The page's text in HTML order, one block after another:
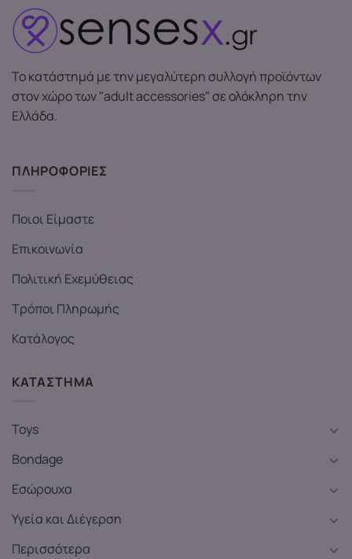
Το κατάστημά με την μεγαλύτερη συλλογή προϊόντων
στον χώρο των "adult accessories" σε ολόκληρη την
Ελλάδα.
ΠΛΗΡΟΦΟΡΙΕΣ
Ποιοι Είμαστε
Επικοινωνία
Πολιτική Εχεμύθειας
Τρόποι Πληρωμής
Κατάλογος
ΚΑΤΑΣΤΗΜΑ
Toys
Bondage
Εσώρουχα
Υγεία και Διέγερση
Περισσότερα